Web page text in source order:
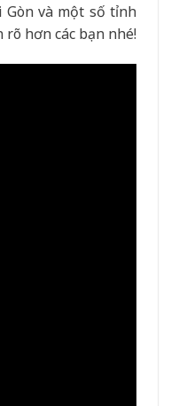
Gòn và một số tỉnh
hơn các bạn nhé!